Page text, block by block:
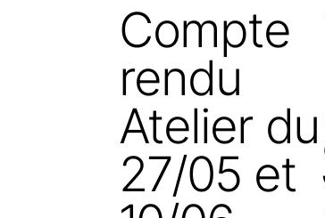
Compte
rendu
Atelier du
27/05 et